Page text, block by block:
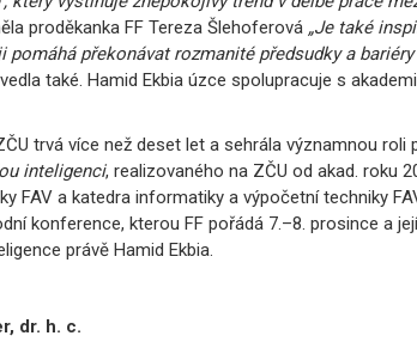
proděkanka FF Tereza Šlehoferová „Je také
překonávat rozmanité předsudky a
také. Hamid Ekbia úzce spolupracuje s
trvá více než deset let a sehrála významnou
inteligenci, realizovaného na ZČU od akad. roku
FAV a katedra informatiky a výpočetní techniky
konference, kterou FF pořádá 7.–8. prosince a
právě Hamid Ekbia.
dr. h. c.